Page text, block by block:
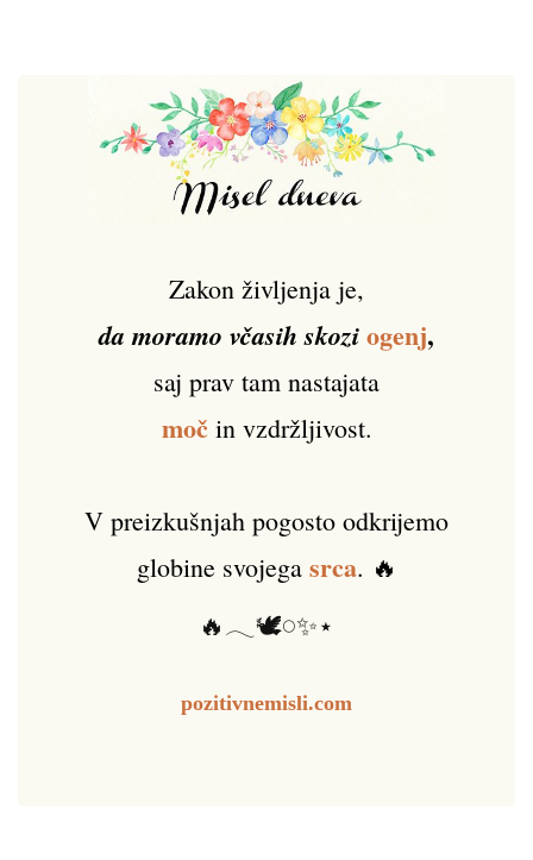
Zakon življenja je,
da moramo včasih skoziogenj,
saj prav tam nastajata
močin vzdržljivost.
V preizkušnjah pogosto odkrijemo
globine svojega srca. 🔥
🔥𓂃🕊️𓏸✨⋆
pozitivnemisli.com